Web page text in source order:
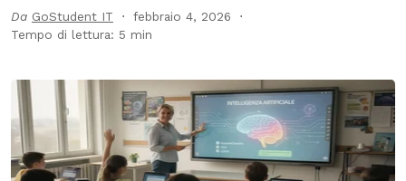
Da GoStudent IT
febbraio 4, 2026
Tempo di lettura: 5 min